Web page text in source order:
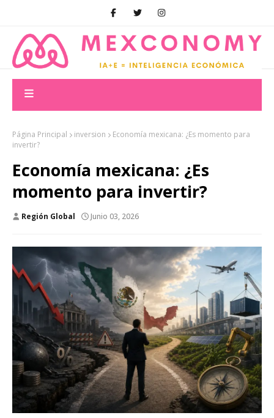
Página Principal inversion
Economía mexicana: ¿Es momento para
invertir?
Economía mexicana: ¿Es
momento para invertir?
Región Global Junio 03, 2026